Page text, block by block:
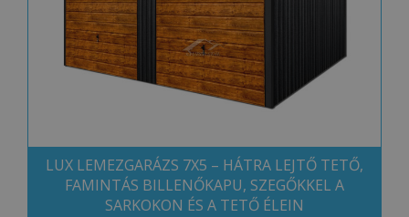
LUX LEMEZGARÁZS 7X5 – HÁTRA LEJTŐ TETŐ,
FAMINTÁS BILLENŐKAPU, SZEGŐKKEL A
SARKOKON ÉS A TETŐ ÉLEIN